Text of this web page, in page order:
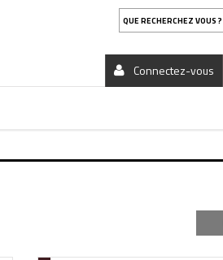
QUE RECHERCHEZ VOUS ?
Connectez-vous